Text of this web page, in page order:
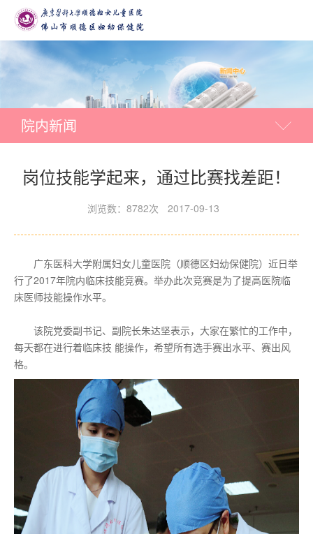
院内新闻
岗位技能学起来，通过比赛找差距！
浏览数：8782次 2017-09-13
广东医科大学附属妇女儿童医院（顺德区妇幼保健院）近日举
行了2017年院内临床技能竞赛。举办此次竞赛是为了提高医院临
床医师技能操作水平。
该院党委副书记、副院长朱达坚表示，大家在繁忙的工作中，
每天都在进行着临床技 能操作，希望所有选手赛出水平、赛出风
格。